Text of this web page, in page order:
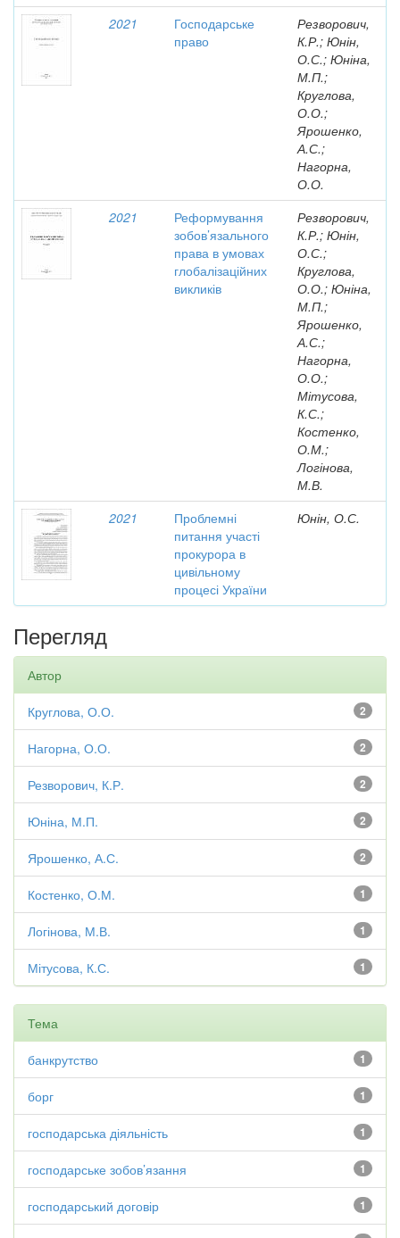
2021
Господарське
право
Резворович,
К.Р.; Юнін,
О.С.; Юніна,
М.П.;
Круглова,
О.О.;
Ярошенко,
А.С.;
Нагорна,
О.О.
2021
Реформування
зобов’язального
права в умовах
глобалізаційних
викликів
Резворович,
К.Р.; Юнін,
О.С.;
Круглова,
О.О.; Юніна,
М.П.;
Ярошенко,
А.С.;
Нагорна,
О.О.;
Мітусова,
К.С.;
Костенко,
О.М.;
Логінова,
М.В.
2021
Проблемні
питання участі
прокурора в
цивільному
процесі України
Юнін, О.С.
Перегляд
Автор
2
Круглова, О.О.
2
Нагорна, О.О.
2
Резворович, К.Р.
2
Юніна, М.П.
2
Ярошенко, А.С.
1
Костенко, О.М.
1
Логінова, М.В.
1
Мітусова, К.С.
Тема
1
банкрутство
1
борг
1
господарська діяльність
1
господарське зобов’язання
1
господарський договір